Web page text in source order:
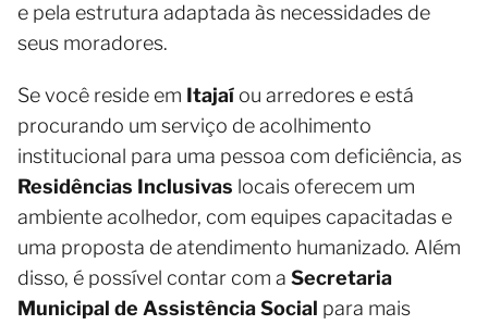
e pela estrutura adaptada às necessidades de
seus moradores.
Se você reside em Itajaí ou arredores e está
procurando um serviço de acolhimento
institucional para uma pessoa com deficiência, as
Residências Inclusivas locais oferecem um
ambiente acolhedor, com equipes capacitadas e
uma proposta de atendimento humanizado. Além
disso, é possível contar com a Secretaria
Municipal de Assistência Social para mais